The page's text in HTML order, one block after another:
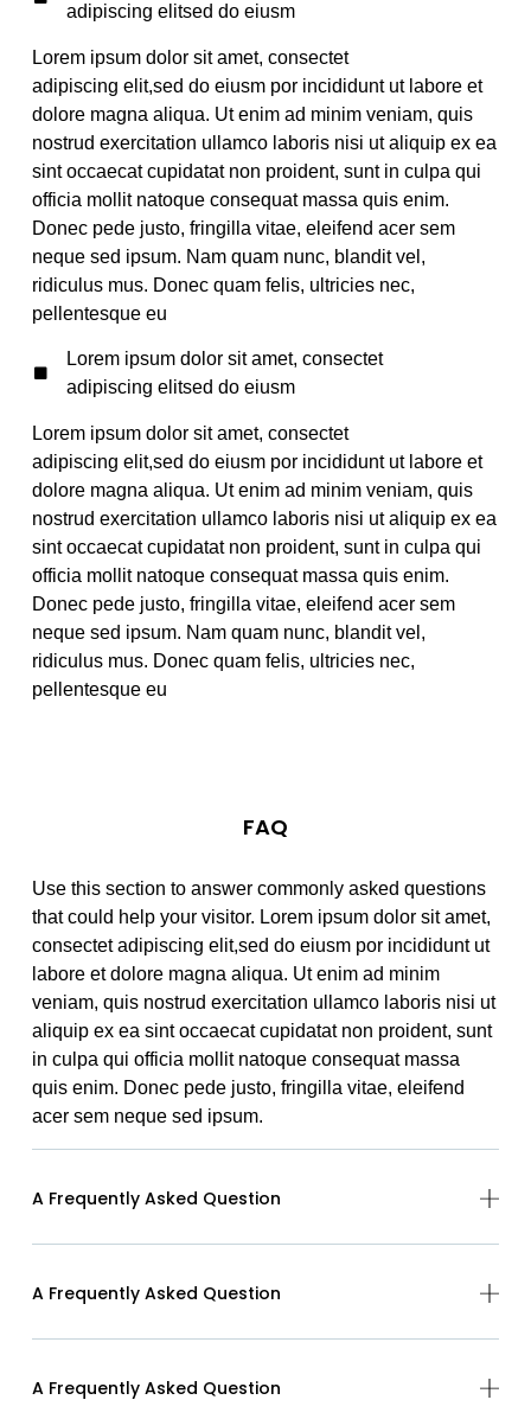
adipiscing elitsed do eiusm
Lorem ipsum dolor sit amet, consectet
adipiscing elit,sed do eiusm por incididunt ut labore et
dolore magna aliqua. Ut enim ad minim veniam, quis
nostrud exercitation ullamco laboris nisi ut aliquip ex ea
sint occaecat cupidatat non proident, sunt in culpa qui
officia mollit natoque consequat massa quis enim.
Donec pede justo, fringilla vitae, eleifend acer sem
neque sed ipsum. Nam quam nunc, blandit vel,
ridiculus mus. Donec quam felis, ultricies nec,
pellentesque eu
Lorem ipsum dolor sit amet, consectet
adipiscing elitsed do eiusm
Lorem ipsum dolor sit amet, consectet
adipiscing elit,sed do eiusm por incididunt ut labore et
dolore magna aliqua. Ut enim ad minim veniam, quis
nostrud exercitation ullamco laboris nisi ut aliquip ex ea
sint occaecat cupidatat non proident, sunt in culpa qui
officia mollit natoque consequat massa quis enim.
Donec pede justo, fringilla vitae, eleifend acer sem
neque sed ipsum. Nam quam nunc, blandit vel,
ridiculus mus. Donec quam felis, ultricies nec,
pellentesque eu
FAQ
Use this section to answer commonly asked questions
that could help your visitor. Lorem ipsum dolor sit amet,
consectet adipiscing elit,sed do eiusm por incididunt ut
labore et dolore magna aliqua. Ut enim ad minim
veniam, quis nostrud exercitation ullamco laboris nisi ut
aliquip ex ea sint occaecat cupidatat non proident, sunt
in culpa qui officia mollit natoque consequat massa
quis enim. Donec pede justo, fringilla vitae, eleifend
acer sem neque sed ipsum.
A Frequently Asked Question
A Frequently Asked Question
A Frequently Asked Question